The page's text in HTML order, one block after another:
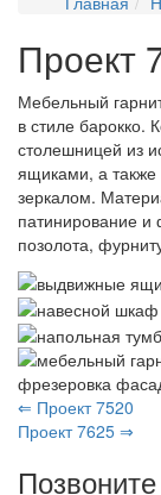
Проект
Мебельный
в стиле барокко.
столешницей из
ящиками, а
зеркалом.
патинирование и
позолота,
⇐ Проект 7520
Проект 7625 ⇒